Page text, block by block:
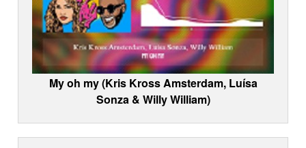
My oh my (Kris Kross Amsterdam, Luísa
Sonza & Willy William)